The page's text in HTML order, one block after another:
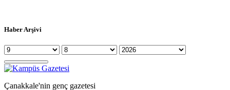
Haber Arşivi
Çanakkale'nin genç gazetesi